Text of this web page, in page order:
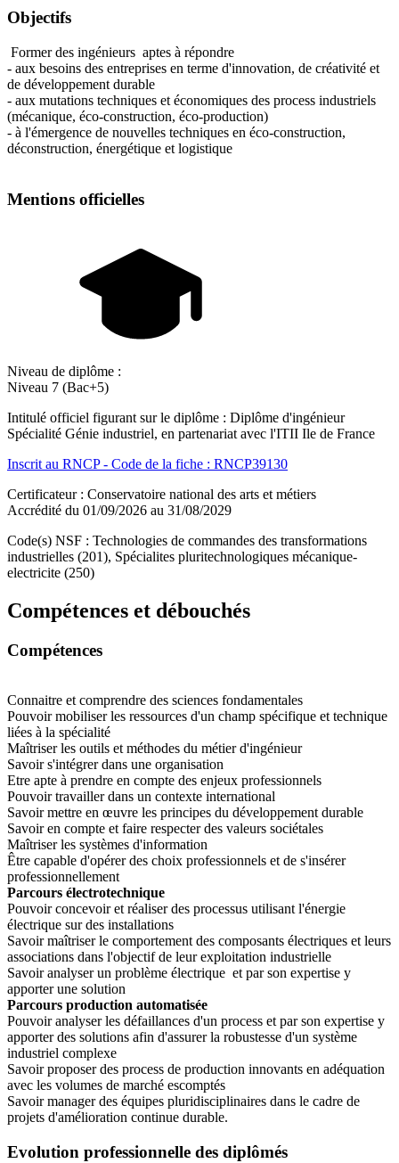
Objectifs
Former des ingénieurs aptes à répondre
- aux besoins des entreprises en terme d'innovation, de créativité et
de développement durable
- aux mutations techniques et économiques des process industriels
(mécanique, éco-construction, éco-production)
- à l'émergence de nouvelles techniques en éco-construction,
déconstruction, énergétique et logistique
Mentions officielles
Niveau de diplôme :
Niveau 7 (Bac+5)
Intitulé officiel figurant sur le diplôme : Diplôme d'ingénieur
Spécialité Génie industriel, en partenariat avec l'ITII Ile de France
Inscrit au RNCP - Code de la fiche : RNCP39130
Certificateur : Conservatoire national des arts et métiers
Accrédité du 01/09/2026 au 31/08/2029
Code(s) NSF : Technologies de commandes des transformations
industrielles (201), Spécialites pluritechnologiques mécanique-
electricite (250)
Compétences et débouchés
Compétences
Connaitre et comprendre des sciences fondamentales
Pouvoir mobiliser les ressources d'un champ spécifique et technique
liées à la spécialité
Maîtriser les outils et méthodes du métier d'ingénieur
Savoir s'intégrer dans une organisation
Etre apte à prendre en compte des enjeux professionnels
Pouvoir travailler dans un contexte international
Savoir mettre en œuvre les principes du développement durable
Savoir en compte et faire respecter des valeurs sociétales
Maîtriser les systèmes d'information
Être capable d'opérer des choix professionnels et de s'insérer
professionnellement
Parcours électrotechnique
Pouvoir concevoir et réaliser des processus utilisant l'énergie
électrique sur des installations
Savoir maîtriser le comportement des composants électriques et leurs
associations dans l'objectif de leur exploitation industrielle
Savoir analyser un problème électrique et par son expertise y
apporter une solution
Parcours production automatisée
Pouvoir analyser les défaillances d'un process et par son expertise y
apporter des solutions afin d'assurer la robustesse d'un système
industriel complexe
Savoir proposer des process de production innovants en adéquation
avec les volumes de marché escomptés
Savoir manager des équipes pluridisciplinaires dans le cadre de
projets d'amélioration continue durable.
Evolution professionnelle des diplômés